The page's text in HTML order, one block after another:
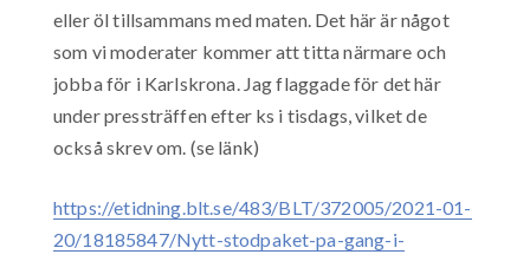
eller öl tillsammans med maten. Det här är något
som vi moderater kommer att titta närmare och
jobba för i Karlskrona. Jag flaggade för det här
under pressträffen efter ks i tisdags, vilket de
också skrev om. (se länk)
https://etidning.blt.se/483/BLT/372005/2021-01-
20/18185847/Nytt-stodpaket-pa-gang-i-